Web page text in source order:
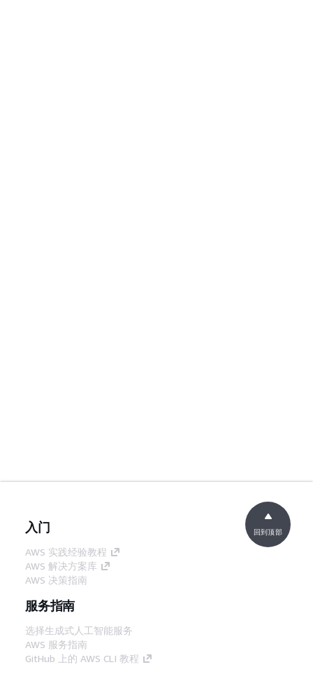
入门
AWS 实践经验教程
AWS 解决方案库
AWS 决策指南
服务指南
选择生成式人工智能服务
AWS 服务指南
GitHub 上的 AWS CLI 教程
回到顶部